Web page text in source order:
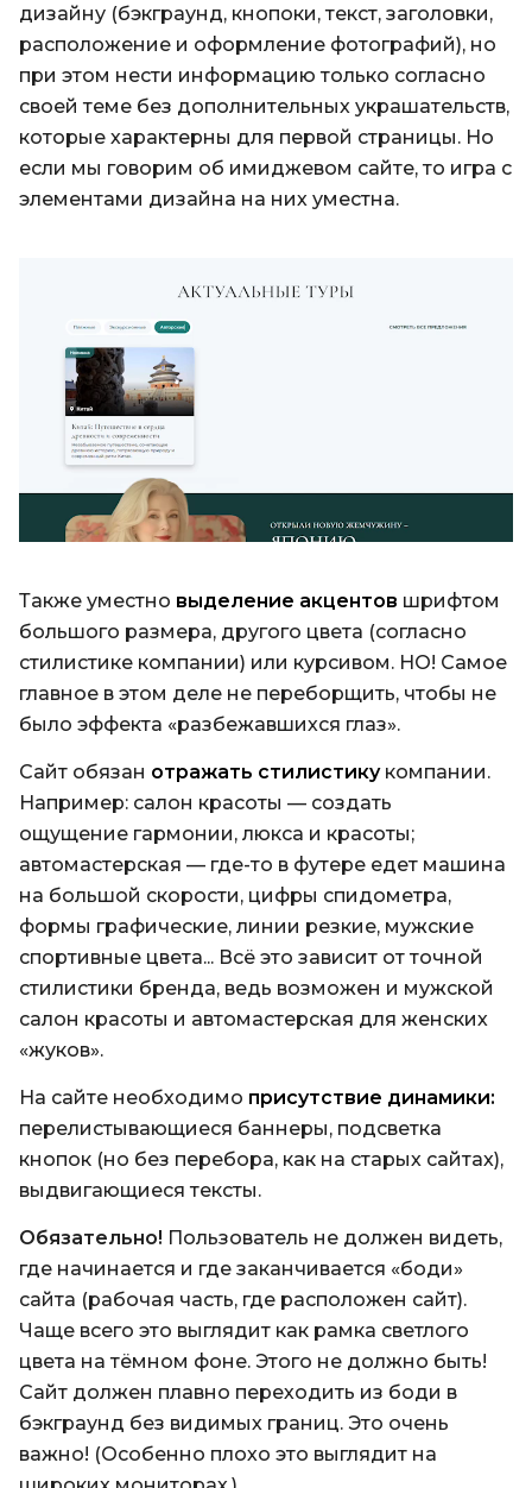
дизайну (бэкграунд, кнопоки, текст, заголовки,
расположение и оформление фотографий), но
при этом нести информацию только согласно
своей теме без дополнительных украшательств,
которые характерны для первой страницы. Но
если мы говорим об имиджевом сайте, то игра с
элементами дизайна на них уместна.
Также уместно выделение акцентов шрифтом
большого размера, другого цвета (согласно
стилистике компании) или курсивом. НО! Самое
главное в этом деле не переборщить, чтобы не
было эффекта «разбежавшихся глаз».
Сайт обязан отражать стилистикукомпании.
Например: салон красоты — создать
ощущение гармонии, люкса и красоты;
автомастерская — где-то в футере едет машина
на большой скорости, цифры спидометра,
формы графические, линии резкие, мужские
спортивные цвета... Всё это зависит от точной
стилистики бренда, ведь возможен и мужской
салон красоты и автомастерская для женских
«жуков».
На сайте необходимо присутствие динамики:
перелистывающиеся баннеры, подсветка
кнопок (но без перебора, как на старых сайтах),
выдвигающиеся тексты.
Обязательно! Пользователь не должен видеть,
где начинается и где заканчивается «боди»
сайта (рабочая часть, где расположен сайт).
Чаще всего это выглядит как рамка светлого
цвета на тёмном фоне. Этого не должно быть!
Сайт должен плавно переходить из боди в
бэкграунд без видимых границ. Это очень
важно! (Особенно плохо это выглядит на